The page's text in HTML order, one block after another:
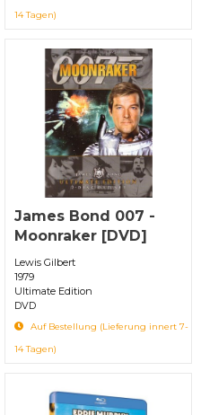
14 Tagen)
James Bond 007 -
Moonraker [DVD]
Lewis Gilbert
1979
Ultimate Edition
DVD
Auf Bestellung (Lieferung innert 7-
14 Tagen)